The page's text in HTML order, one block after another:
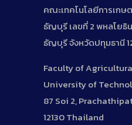
คณะเทคโนโลยีการเกษ
ธัญบุรี เลขที่ 2 พหลโยธิ
ธัญบุรี จังหวัดปทุมธานี
Faculty of
University of
87 Soi 2,
12130 Thailand